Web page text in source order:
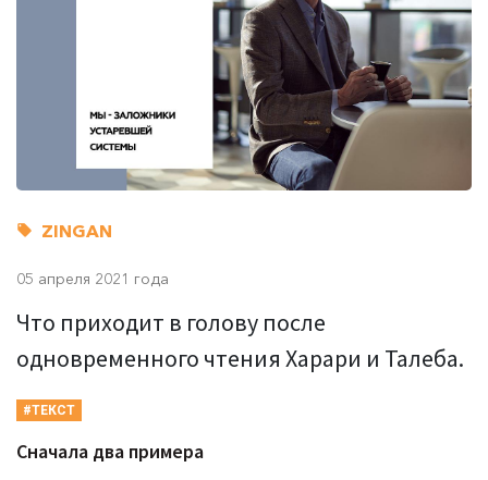
ZINGAN
05 апреля 2021 года
Что приходит в голову после
одновременного чтения Харари и Талеба.
#ТЕКСТ
Сначала два примера